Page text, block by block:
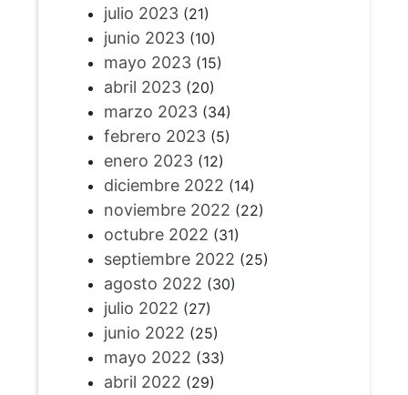
julio 2023(21)
junio 2023(10)
mayo 2023(15)
abril 2023(20)
marzo 2023(34)
febrero 2023(5)
enero 2023(12)
diciembre 2022 (14)
noviembre 2022 (22)
octubre 2022 (31)
septiembre 2022 (25)
agosto 2022 (30)
julio 2022 (27)
junio 2022 (25)
mayo 2022 (33)
abril 2022 (29)